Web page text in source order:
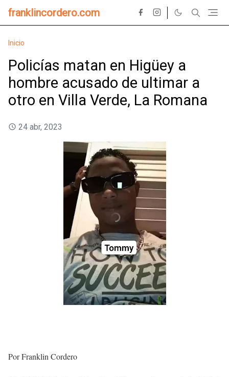
franklincordero.com
Inicio
Policías matan en Higüey a
hombre acusado de ultimar a
otro en Villa Verde, La Romana
24 abr, 2023
Por Franklin Cordero